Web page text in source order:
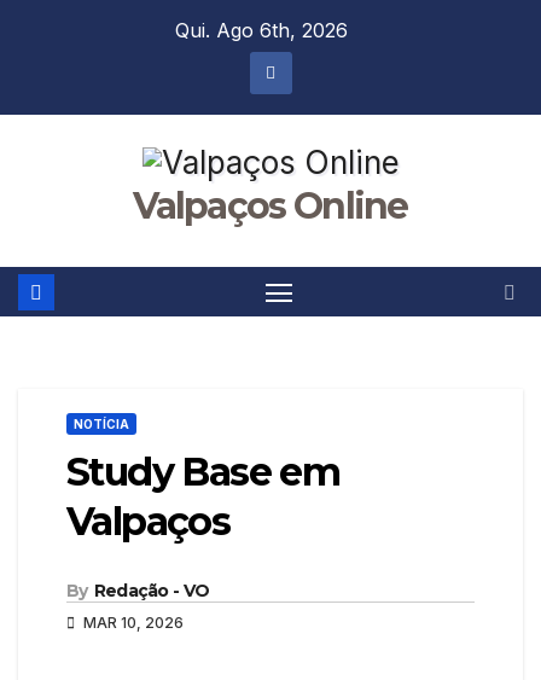
Qui. Ago 6th, 2026
Valpaços Online
NOTÍCIA
Study Base em
Valpaços
By Redação - VO
MAR 10, 2026